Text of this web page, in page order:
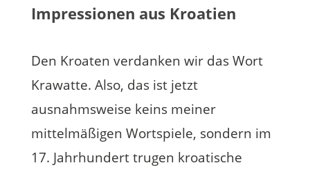
Impressionen aus Kroatien
Den Kroaten verdanken wir das Wort
Krawatte. Also, das ist jetzt
ausnahmsweise keins meiner
mittelmäßigen Wortspiele, sondern im
17. Jahrhundert trugen kroatische